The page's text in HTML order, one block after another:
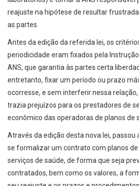
reajuste na hipótese de resultar
as partes.
Antes da edição da referida lei, os
periodicidade eram fixados pela
ANS, que garantia às partes certa
entretanto, fixar um período ou prazo
ocorresse, e sem interferir nessa
trazia prejuízos para os prestadores de
econômico das operadoras de planos de
Através da edição desta nova lei, passou
se formalizar um contrato com planos
serviços de saúde, de forma que seja
contratados, bem como os valores, a